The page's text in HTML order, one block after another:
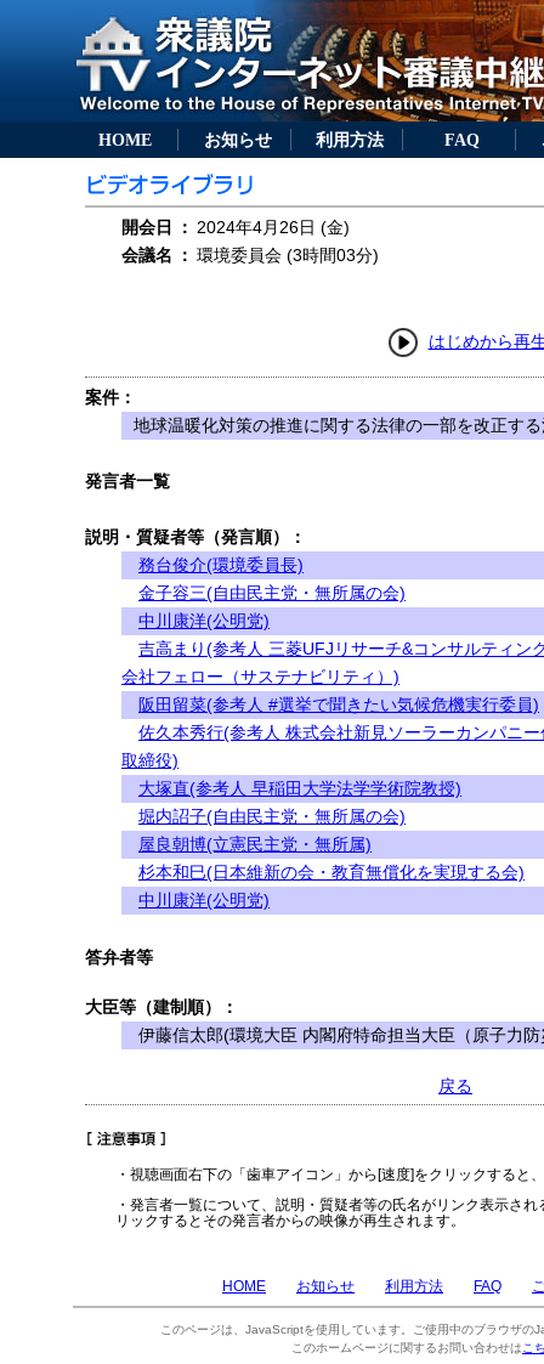
HOME お知らせ 利用方法 FAQ
開会日 ： 2024年4月26日 (金)
会議名
： 環境委員会 (3時間03分)
はじめから再
案件：
地球温暖化対策の推進に関する法律の一部を改正す
発言者一覧
説明・質疑者等（発言順）：
務台俊介(環境委員長)
金子容三(自由民主党・無所属の会)
中川康洋(公明党)
吉高まり(参考人 三菱UFJリサーチ&コンサルティン
会社フェロー（サステナビリティ）)
阪田留菜(参考人 #選挙で聞きたい気候危機実行委員)
佐久本秀行(参考人 株式会社新見ソーラーカンパニー
取締役)
大塚直(参考人 早稲田大学法学学術院教授)
堀内詔子(自由民主党・無所属の会)
屋良朝博(立憲民主党・無所属)
杉本和巳(日本維新の会・教育無償化を実現する会)
中川康洋(公明党)
答弁者等
大臣等（建制順）：
伊藤信太郎(環境大臣 内閣府特命担当大臣（原子力防
戻る
・視聴画面右下の「歯車アイコン」から[速度]をクリックすると
・発言者一覧について、説明・質疑者等の氏名がリンク表示さ
リックするとその発言者からの映像が再生されます。
HOME お知らせ 利用方法 FAQ
このページは、JavaScriptを使用しています。ご使用中のブラウザの
このホームページに関するお問い合わせは こ